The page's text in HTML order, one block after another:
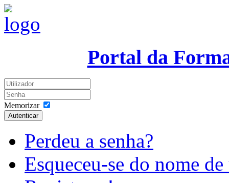
Portal da
Memorizar
Autenticar
Perdeu a senha?
Esqueceu-se do nome